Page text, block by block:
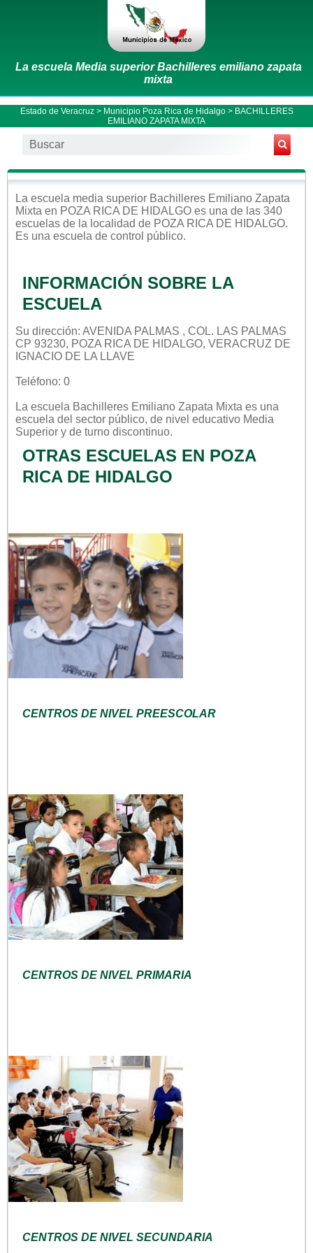
La escuela Media superior Bachilleres emiliano zapata
mixta
Estado de Veracruz> Municipio Poza Rica de Hidalgo> BACHILLERES
EMILIANO ZAPATA MIXTA
La escuela media superior Bachilleres Emiliano Zapata
Mixta en POZA RICA DE HIDALGO es una de las 340
escuelas de la localidad de POZA RICA DE HIDALGO.
Es una escuela de control público.
INFORMACIÓN SOBRE LA
ESCUELA
Su dirección: AVENIDA PALMAS , COL. LAS PALMAS
CP 93230, POZA RICA DE HIDALGO, VERACRUZ DE
IGNACIO DE LA LLAVE
Teléfono: 0
La escuela Bachilleres Emiliano Zapata Mixta es una
escuela del sector público, de nivel educativo Media
Superior y de turno discontinuo.
OTRAS ESCUELAS EN POZA
RICA DE HIDALGO
CENTROS DE NIVEL PREESCOLAR
CENTROS DE NIVEL PRIMARIA
CENTROS DE NIVEL SECUNDARIA